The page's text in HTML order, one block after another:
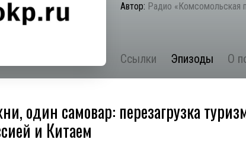
Автор: Радио «Комсомольская
Ссылки Эпизоды О
один самовар: перезагрузка
и Китаем